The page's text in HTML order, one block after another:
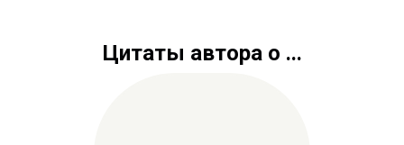
Цитаты автора о ...